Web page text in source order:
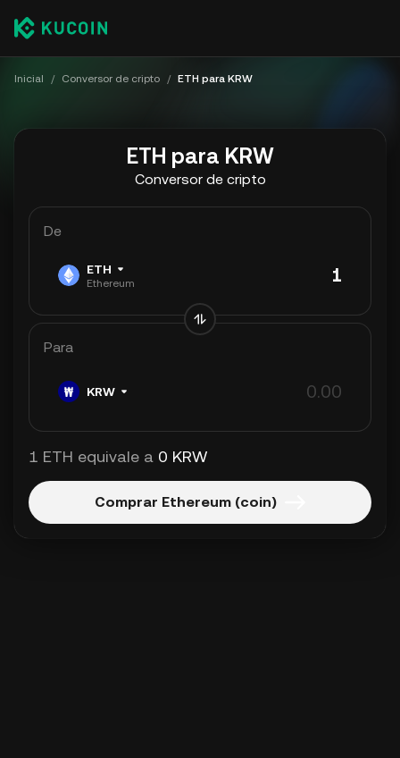
Inicial / Conversor de cripto / ETH para KRW
ETH para KRW
Conversor de cripto
De
ETH
Ethereum
Para
KRW
1 ETH equivale a 0 KRW
Comprar Ethereum (coin)